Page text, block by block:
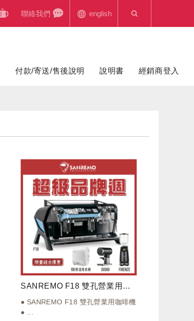
聯絡我們 english
付款/寄送/售後說明 說明書 經銷商登入
SANREMO F18 雙孔營業用咖啡機 + EUREKA 優瑞卡 FIRENZE 75 75mm 磨豆機 + EUREKA DISKO 自動填壓器 + Tiamo NBA9-600G RO鮮活純水機
● SANREMO F18 雙孔營業用咖啡機
● ...